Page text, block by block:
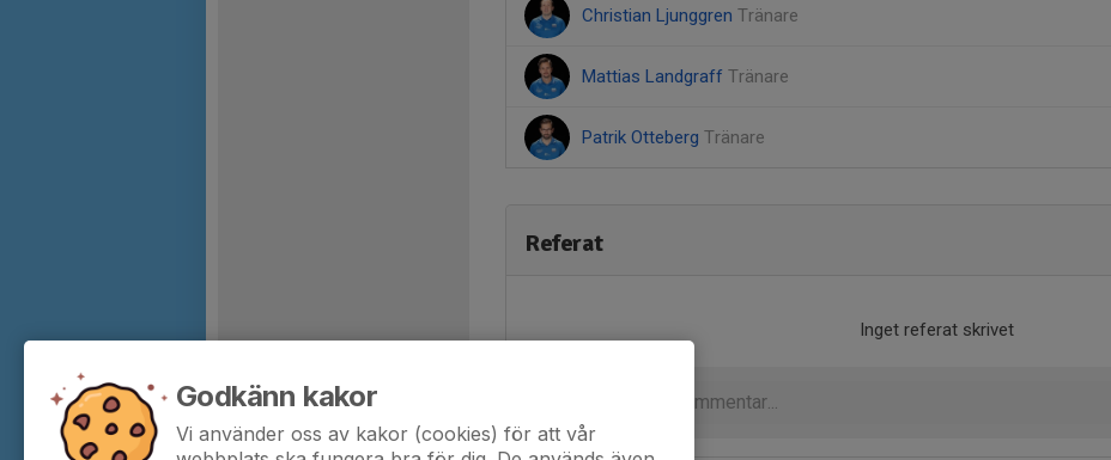
Christian Ljunggren Tränare
Mattias Landgraff Tränare
Patrik Otteberg Tränare
Referat
Inget referat skrivet
Godkänn kakor
Vi använder oss av kakor (cookies) för att vår